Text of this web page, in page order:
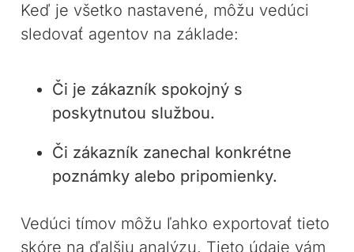
Keď je všetko nastavené, môžu vedúci
sledovať agentov na základe:
Či je zákazník spokojný s
poskytnutou službou.
Či zákazník zanechal konkrétne
poznámky alebo pripomienky.
Vedúci tímov môžu ľahko exportovať tieto
skóre na ďalšiu analýzu. Tieto údaje vám